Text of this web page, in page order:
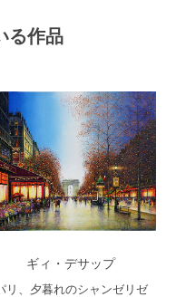
る作品
ギィ・デサップ
リ、夕暮れのシャンゼリゼ